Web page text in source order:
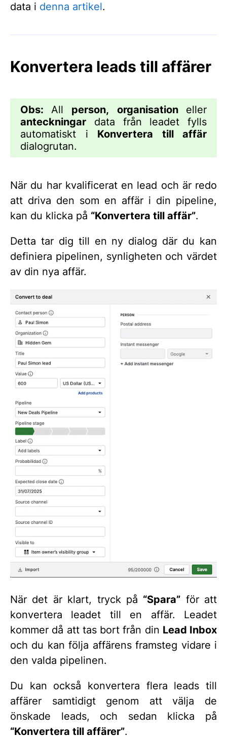
data i denna artikel.
Konvertera leads till affärer
Obs: All person, organisation eller
anteckningar data från leadet fylls
automatiskt i Konvertera till affär
dialogrutan.
När du har kvalificerat en lead och är redo
att driva den som en affär i din pipeline,
kan du klicka på “Konvertera till affär”.
Detta tar dig till en ny dialog där du kan
definiera pipelinen, synligheten och värdet
av din nya affär.
När det är klart, tryck på “Spara” för att
konvertera leadet till en affär. Leadet
kommer då att tas bort från din Lead Inbox
och du kan följa affärens framsteg vidare i
den valda pipelinen.
Du kan också konvertera flera leads till
affärer samtidigt genom att välja de
önskade leads, och sedan klicka på
“Konvertera till affärer”.